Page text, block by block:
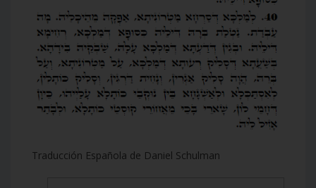
Traducción Española de Daniel Schulman